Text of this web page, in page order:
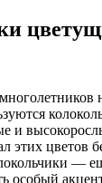
и
этих цветов
—
особый